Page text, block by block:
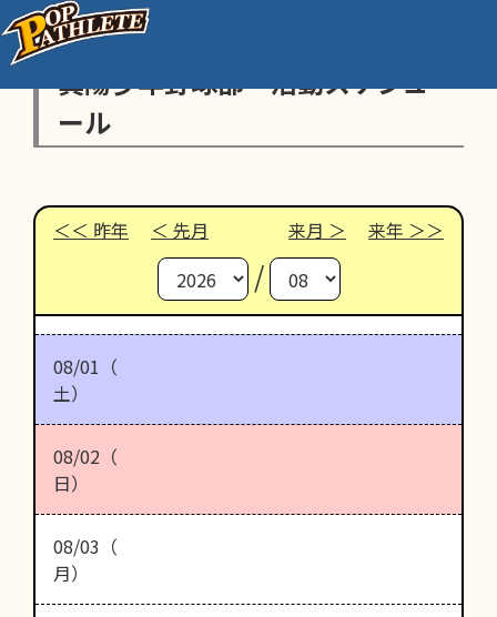
真陽少年野球部 活動スケジュ
ール
昨年 先月 来月 来年
/
08/01（
土）
08/02（
日）
08/03（
月）